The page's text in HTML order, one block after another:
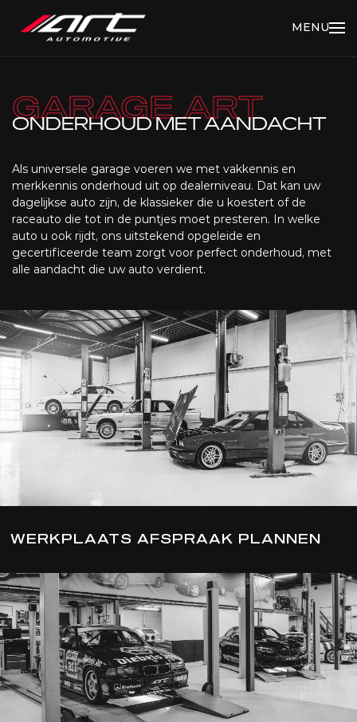
MENU
GARAGE ART
ONDERHOUD MET AANDACHT
Als universele garage voeren we met vakkennis en
merkkennis onderhoud uit op dealerniveau. Dat kan uw
dagelijkse auto zijn, de klassieker die u koestert of de
raceauto die tot in de puntjes moet presteren. In welke
auto u ook rijdt, ons uitstekend opgeleide en
gecertificeerde team zorgt voor perfect onderhoud, met
alle aandacht die uw auto verdient.
WERKPLAATS AFSPRAAK PLANNEN